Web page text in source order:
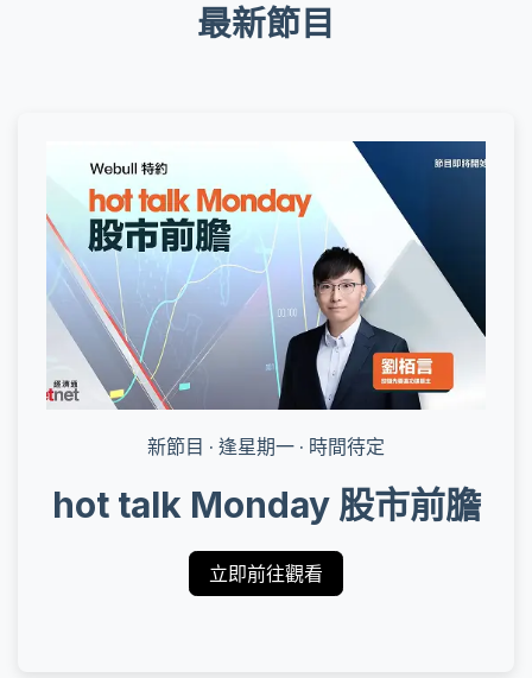
最新節目
新節目 · 逢星期一 · 時間待定
hot talk Monday 股市前膽
立即前往觀看